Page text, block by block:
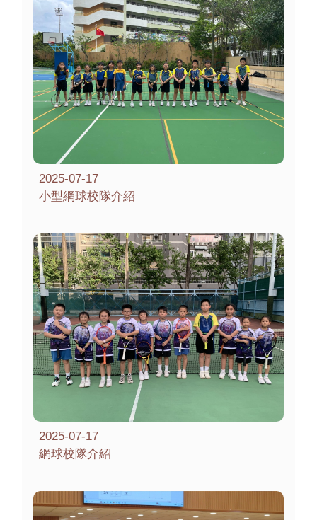
2025-07-17
小型網球校隊介紹
2025-07-17
網球校隊介紹